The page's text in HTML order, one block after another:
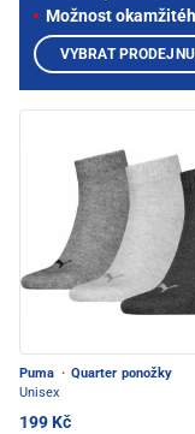
Puma · Quarter ponožky
Unisex
199 Kč
Možnost